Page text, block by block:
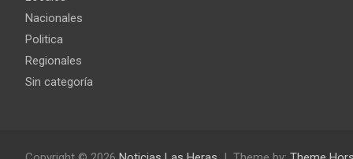
Nacionales
Politica
Regionales
Sin categoría